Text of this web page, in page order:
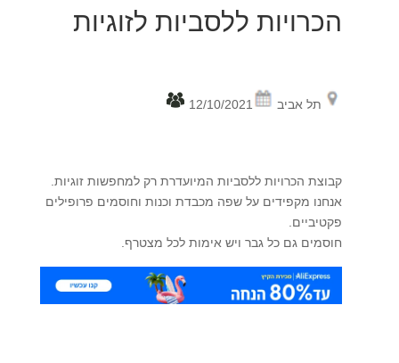
הכרויות ללסביות לזוגיות
תל אביב 12/10/2021
קבוצת הכרויות ללסביות המיועדרת רק למחפשות זוגיות.
אנחנו מקפידים על שפה מכבדת וכנות וחוסמים פרופילים
פקטיביים.
חוסמים גם כל גבר ויש אימות לכל מצטרף.